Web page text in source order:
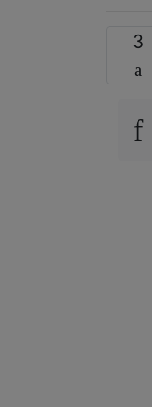
3